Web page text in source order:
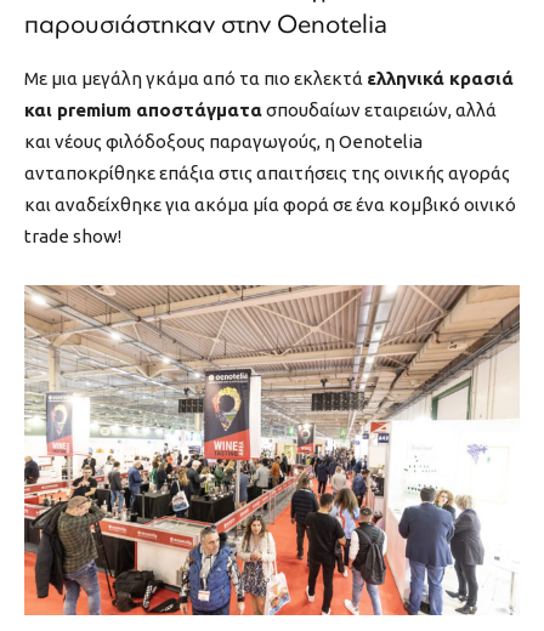
παρουσιάστηκαν στην Oenotelia
Με μια μεγάλη γκάμα από τα πιο εκλεκτά ελληνικά κρασιά
και premium αποστάγματασπουδαίων εταιρειών, αλλά
και νέους φιλόδοξους παραγωγούς, η Oenotelia
ανταποκρίθηκε επάξια στις απαιτήσεις της οινικής αγοράς
και αναδείχθηκε για ακόμα μία φορά σε ένα κομβικό οινικό
trade show!